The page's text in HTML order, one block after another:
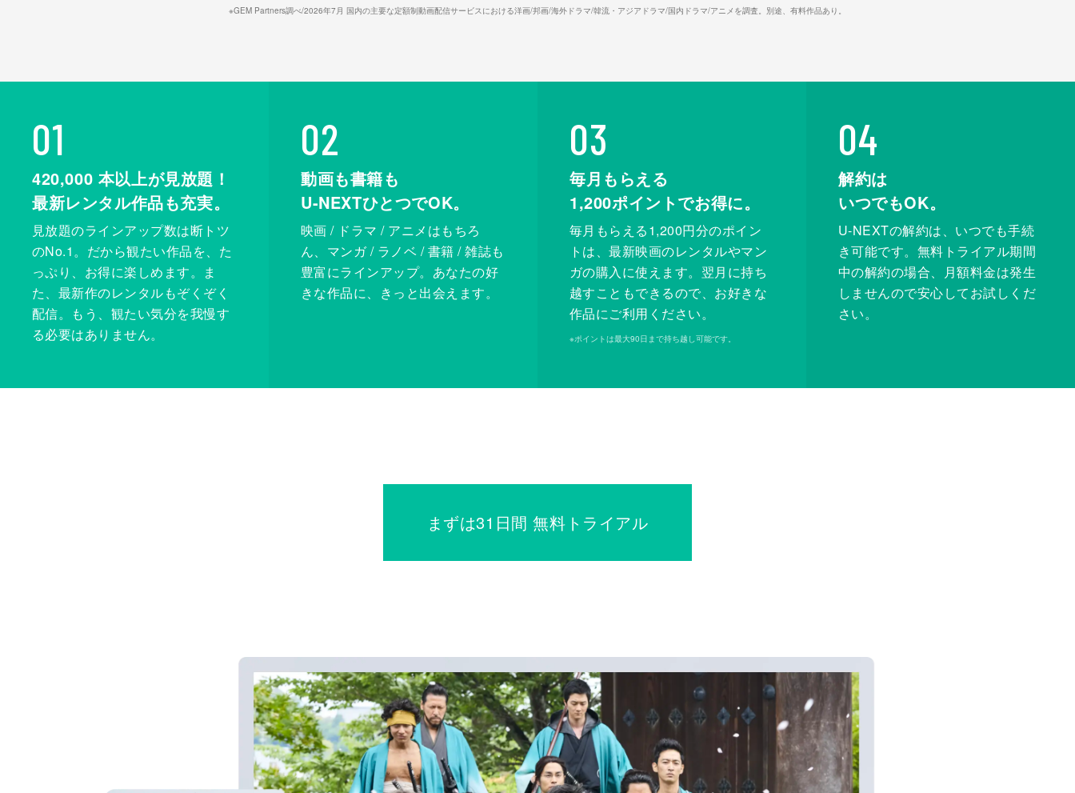
※GEM Partners調べ/2026年7⽉ 国内の主要な定額制動画配信サービスにおける洋画/邦画/海外ドラマ/韓流・アジアドラマ/国内ドラマ/アニメを調査。別途、有料作品あり。
01
420,000 本以上が見放題！
最新レンタル作品も充実。
見放題のラインアップ数は断トツ
のNo.1。だから観たい作品を、た
っぷり、お得に楽しめます。ま
た、最新作のレンタルもぞくぞく
配信。もう、観たい気分を我慢す
る必要はありません。
02
動画も書籍も
U-NEXTひとつでOK。
映画 / ドラマ / アニメはもちろ
ん、マンガ / ラノベ / 書籍 / 雑誌も
豊富にラインアップ。あなたの好
きな作品に、きっと出会えます。
03
毎月もらえる
1,200ポイントでお得に。
毎月もらえる1,200円分のポイン
トは、最新映画のレンタルやマン
ガの購入に使えます。翌月に持ち
越すこともできるので、お好きな
作品にご利用ください。
※ポイントは最大90日まで持ち越し可能です。
04
解約は
いつでもOK。
U-NEXTの解約は、いつでも手続
き可能です。無料トライアル期間
中の解約の場合、月額料金は発生
しませんので安心してお試しくだ
さい。
まずは31日間 無料トライアル